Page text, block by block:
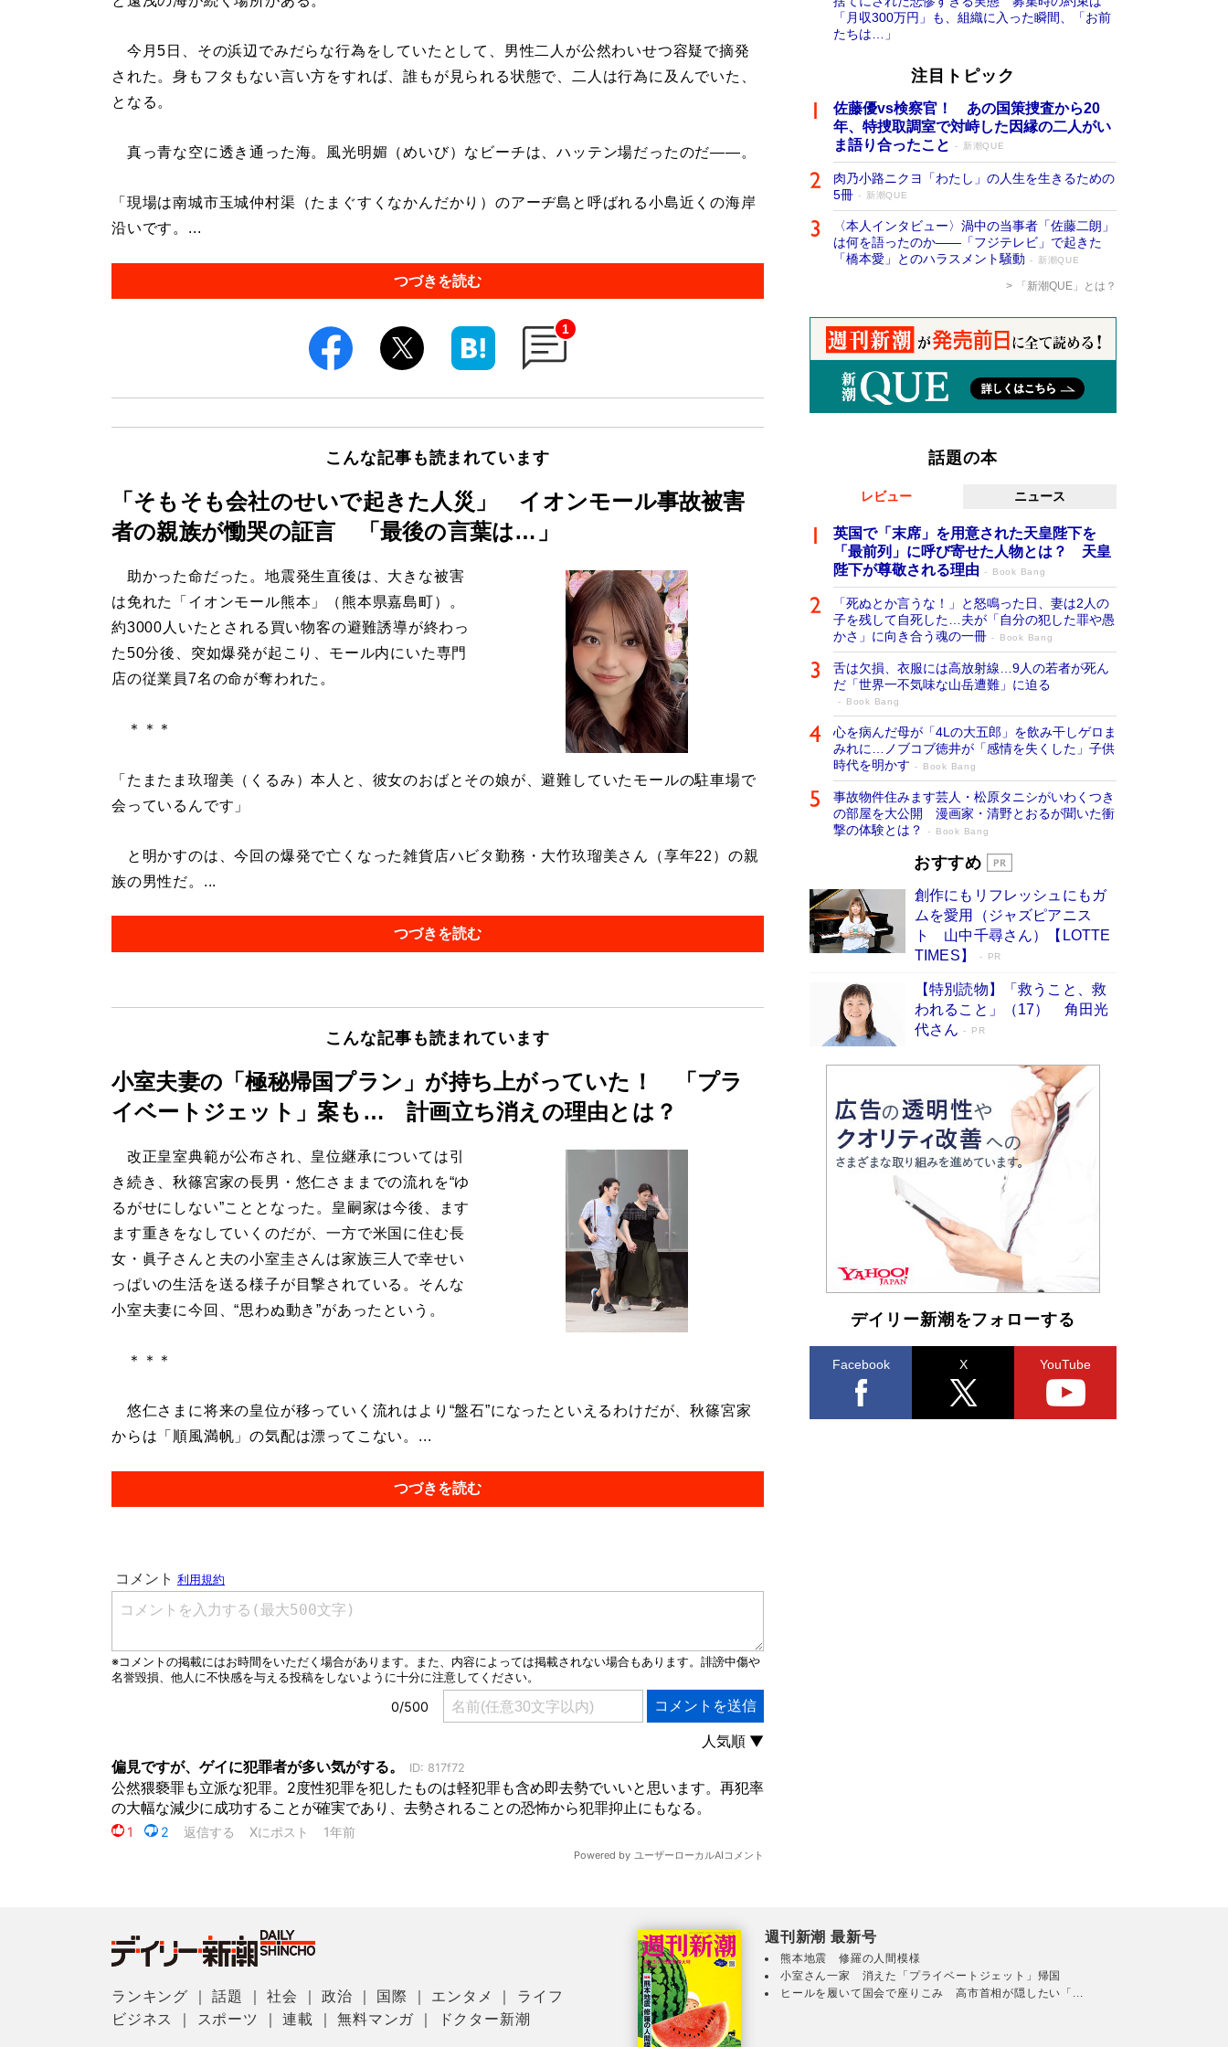
今月5日、その浜辺でみだらな行為をしていたとして、男性二人が公然わいせつ容疑で摘発
された。身もフタもない言い方をすれば、誰もが見られる状態で、二人は行為に及んでいた、
となる。
真っ青な空に透き通った海。風光明媚（めいび）なビーチは、ハッテン場だったのだ――。
「現場は南城市玉城仲村渠（たまぐすくなかんだかり）のアーヂ島と呼ばれる小島近くの海岸
沿いです。...
つづきを読む
1
こんな記事も読まれています
「そもそも会社のせいで起きた人災」 イオンモール事故被害
者の親族が慟哭の証言 「最後の言葉は…」
助かった命だった。地震発生直後は、大きな被害
は免れた「イオンモール熊本」（熊本県嘉島町）。
約3000人いたとされる買い物客の避難誘導が終わっ
た50分後、突如爆発が起こり、モール内にいた専門
店の従業員7名の命が奪われた。
＊＊＊
「たまたま玖瑠美（くるみ）本人と、彼女のおばとその娘が、避難していたモールの駐車場で
会っているんです」
と明かすのは、今回の爆発で亡くなった雑貨店ハビタ勤務・大竹玖瑠美さん（享年22）の親
族の男性だ。...
つづきを読む
こんな記事も読まれています
小室夫妻の「極秘帰国プラン」が持ち上がっていた！ 「プラ
イベートジェット」案も… 計画立ち消えの理由とは？
改正皇室典範が公布され、皇位継承については引
き続き、秋篠宮家の長男・悠仁さままでの流れを“ゆ
るがせにしない”こととなった。皇嗣家は今後、ます
ます重きをなしていくのだが、一方で米国に住む長
女・眞子さんと夫の小室圭さんは家族三人で幸せい
っぱいの生活を送る様子が目撃されている。そんな
小室夫妻に今回、“思わぬ動き”があったという。
＊＊＊
悠仁さまに将来の皇位が移っていく流れはより“盤石”になったといえるわけだが、秋篠宮家
からは「順風満帆」の気配は漂ってこない。...
つづきを読む
「月収300万円」も、組織に入った瞬間、「お前
たちは…」
注目トピック
佐藤優vs検察官！ あの国策捜査から20
年、特捜取調室で対峙した因縁の二人がい
ま語り合ったこと
新潮QUE
肉乃小路ニクヨ「わたし」の人生を生きるための
5冊
新潮QUE
〈本人インタビュー〉渦中の当事者「佐藤二朗」
は何を語ったのか――「フジテレビ」で起きた
「橋本愛」とのハラスメント騒動
新潮QUE
「新潮QUE」とは？
話題の本
レビュー ニュース
英国で「末席」を用意された天皇陛下を
「最前列」に呼び寄せた人物とは？ 天皇
陛下が尊敬される理由
Book Bang
「死ぬとか言うな！」と怒鳴った日、妻は2人の
子を残して自死した…夫が「自分の犯した罪や愚
かさ」に向き合う魂の一冊
Book Bang
舌は欠損、衣服には高放射線…9人の若者が死ん
だ「世界一不気味な山岳遭難」に迫る
Book Bang
心を病んだ母が「4Lの大五郎」を飲み干しゲロま
みれに…ノブコブ徳井が「感情を失くした」子供
時代を明かす
Book Bang
事故物件住みます芸人・松原タニシがいわくつき
の部屋を大公開 漫画家・清野とおるが聞いた衝
撃の体験とは？
Book Bang
追悼・東野圭吾さん 週間ベストセラーラ
など代表作が並ぶ［文庫ベストセラー］
Book Bang
73歳でも働くしかない 「老後レス時代」に交通
誘導員の独白が話題
「なんで？ そんな馬鹿な……」90歳になった作
家・阿刀田高さんが、ひとり暮らしの生活を明か
す
Book Bang
竹内由恵の前に現れた「テレビ観ないんだよね
ぇ」という男性…夫を選んでテレ朝退社したワケ
和田秀樹の70代、80代向け新書がベスト3を独
占 上半期1位にも選出［新書ベストセラー］
Book Bang
おすすめ
創作にもリフレッシュにもガ
ムを愛用（ジャズピアニス
ト 山中千尋さん）【LOTTE
TIMES】
PR
【特別読物】「救うこと、救
われること」（17） 角田光
代さん
PR
デイリー新潮をフォローする
Facebook X YouTube
ランキング ｜話題 ｜社会 ｜政治 国際 エンタメ
ライフ
ビジネス
スポーツ ｜連載 ｜無料マンガ ドクター新潮
週刊新潮 最新号
熊本地震 修羅の人間模様
小室さん一家 消えた「プライベートジェット」帰国
ヒールを履いて国会で座りこみ 高市首相が隠したい「...